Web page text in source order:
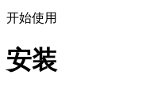
开始使用
安装